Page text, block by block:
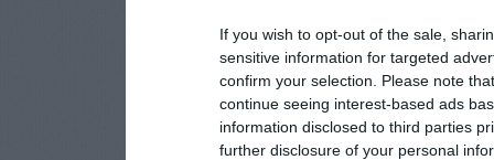
If you wish to opt-out of the sale,
sensitive information for targeted
confirm your selection. Please note
continue seeing interest-based ads
information disclosed to third parties
further disclosure of your personal